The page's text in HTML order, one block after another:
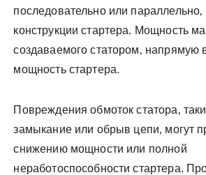
последовательно или
конструкции стартера. Мощность
создаваемого статором‚ напрямую
мощность стартера.
Повреждения обмоток статора‚
замыкание или обрыв цепи‚ могут
снижению мощности или полной
неработоспособности стартера.